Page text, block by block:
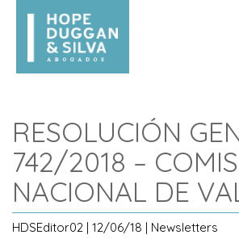
RESOLUCIÓN
742/2018 –
NACIONAL DE
HDSEditor02 | 12/06/18 | Newsletters